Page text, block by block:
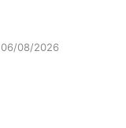
06/08/2026